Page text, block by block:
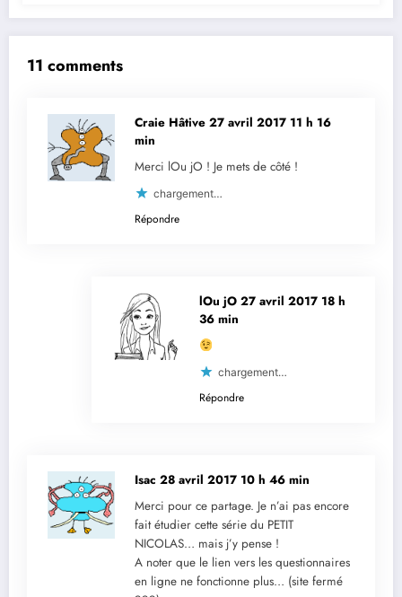
11 comments
Craie Hâtive 27 avril 2017 11 h 16
min
Merci lOu jO ! Je mets de côté !
chargement…
Répondre
lOu jO 27 avril 2017 18 h
36 min
chargement…
Répondre
Isac 28 avril 2017 10 h 46 min
Merci pour ce partage. Je n’ai pas encore
fait étudier cette série du PETIT
NICOLAS… mais j’y pense !
A noter que le lien vers les questionnaires
en ligne ne fonctionne plus… (site fermé